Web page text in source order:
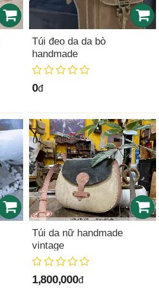
Túi đeo da da bò
handmade
0đ
Túi da nữ handmade
vintage
1,800,000đ